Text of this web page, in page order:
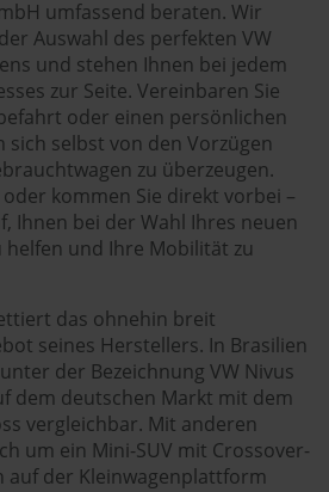
umfassend beraten. Wir
Auswahl des perfekten VW
und stehen Ihnen bei jedem
zur Seite. Vereinbaren Sie
oder einen persönlichen
selbst von den Vorzügen
zu überzeugen.
kommen Sie direkt vorbei –
Ihnen bei der Wahl Ihres neuen
helfen und Ihre Mobilität zu
das ohnehin breit
seines Herstellers. In Brasilien
der Bezeichnung VW Nivus
dem deutschen Markt mit dem
vergleichbar. Mit anderen
um ein Mini-SUV mit Crossover-
auf der Kleinwagenplattform